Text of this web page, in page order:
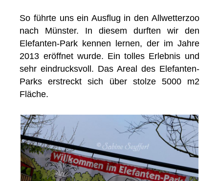
So führte uns ein Ausflug in den Allwetterzoo
nach Münster. In diesem durften wir den
Elefanten-Park kennen lernen, der im Jahre
2013 eröffnet wurde. Ein tolles Erlebnis und
sehr eindrucksvoll. Das Areal des Elefanten-
Parks erstreckt sich über stolze 5000 m2
Fläche.